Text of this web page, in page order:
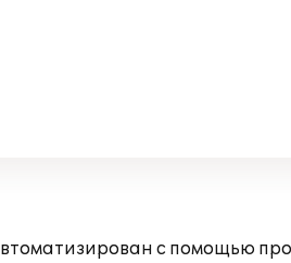
с помощью